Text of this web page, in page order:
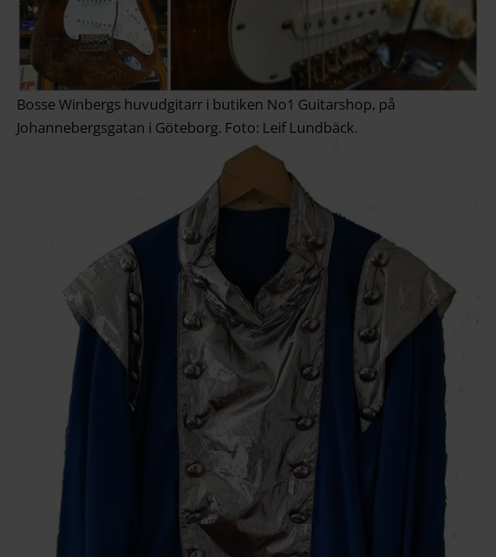
Bosse Winbergs huvudgitarr i butiken No1 Guitarshop, på
Johannebergsgatan i Göteborg. Foto: Leif Lundbäck.